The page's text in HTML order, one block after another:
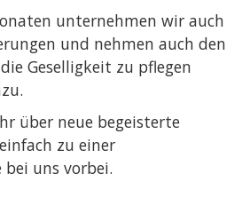
unternehmen wir auch
und nehmen auch den
Geselligkeit zu pflegen
über neue begeisterte
zu einer
uns vorbei.